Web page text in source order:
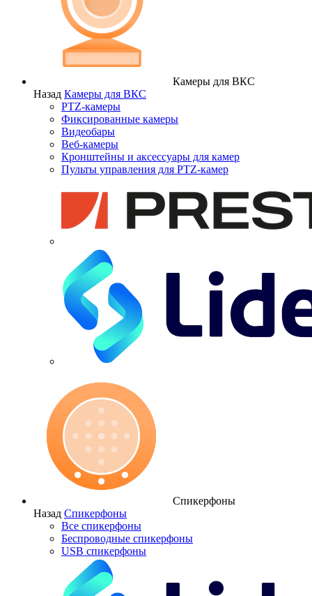
Камеры для ВКС
Назад Камеры для ВКС
PTZ-камеры
Фиксированные камеры
Видеобары
Веб-камеры
Кронштейны и аксессуары для камер
Пульты управления для PTZ-камер
Спикерфоны
Назад Спикерфоны
Все спикерфоны
Беспроводные спикерфоны
USB спикерфоны